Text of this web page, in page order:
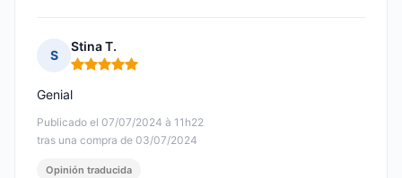
S
Stina T.
Nota: 5 de 5
Publicado el 07/07/2024 à 11h22
tras una compra de 03/07/2024
Genial
Opinión traducida